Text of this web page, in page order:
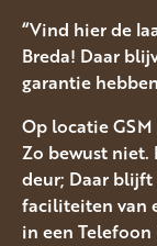
“Vind hier de
Breda! Daar
garantie
Op locatie
Zo bewust niet.
deur; Daar blijft
faciliteiten van
in een